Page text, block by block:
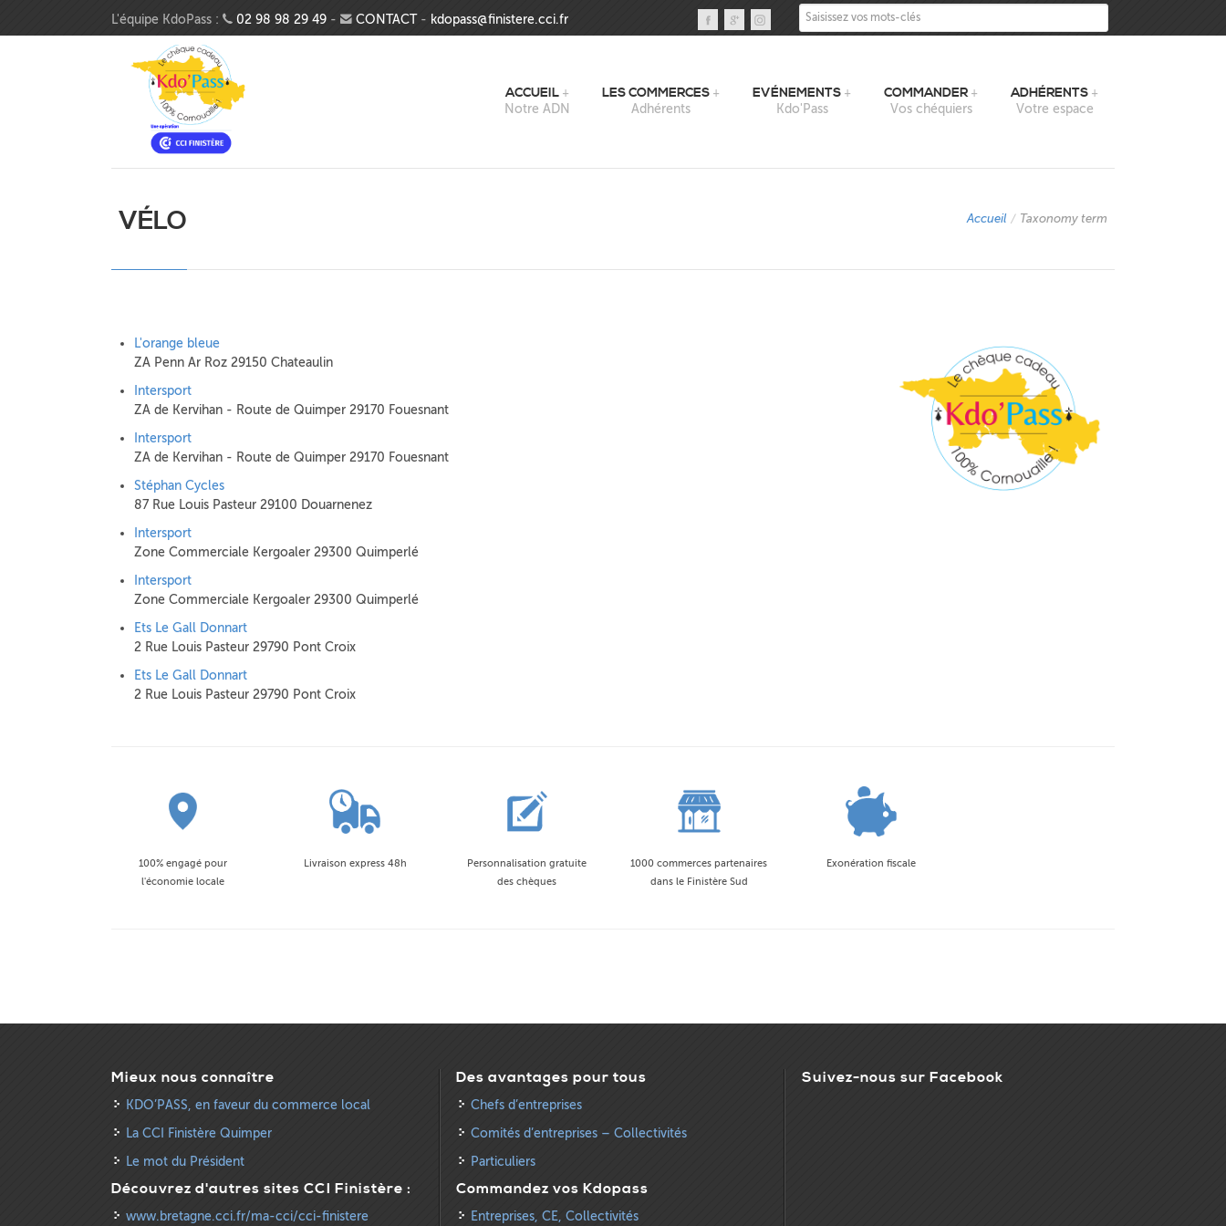
Aller au contenu principal
L'équipe KdoPass : 02 98 98 29 49 - CONTACT - kdopass@finistere.cci.fr Saisissez vos mots-clés
ACCUEIL
Notre ADN
LES COMMERCES
Adhérents
EVÉNEMENTS
Kdo'Pass
COMMANDER
Vos chéquiers
ADHÉRENTS
Votre espace
VÉLO Accueil / Taxonomy term
L'orange bleue
ZA Penn Ar Roz 29150 Chateaulin
Intersport
ZA de Kervihan - Route de Quimper 29170 Fouesnant
Intersport
ZA de Kervihan - Route de Quimper 29170 Fouesnant
Stéphan Cycles
87 Rue Louis Pasteur 29100 Douarnenez
Intersport
Zone Commerciale Kergoaler 29300 Quimperlé
Intersport
Zone Commerciale Kergoaler 29300 Quimperlé
Ets Le Gall Donnart
2 Rue Louis Pasteur 29790 Pont Croix
Ets Le Gall Donnart
2 Rue Louis Pasteur 29790 Pont Croix
100% engagé pour
l'économie locale
Livraison express 48h
Personnalisation gratuite
des chèques
1000 commerces partenaires
dans le Finistère Sud
Exonération fiscale
Mieux nous connaître
KDO’PASS, en faveur du commerce local
La CCI Finistère Quimper
Le mot du Président
Découvrez d'autres sites CCI Finistère :
www.bretagne.cci.fr/ma-cci/cci-finistere
Des avantages pour tous
Chefs d’entreprises
Comités d’entreprises – Collectivités
Particuliers
Commandez vos Kdopass
Entreprises, CE, Collectivités
Suivez-nous sur Facebook